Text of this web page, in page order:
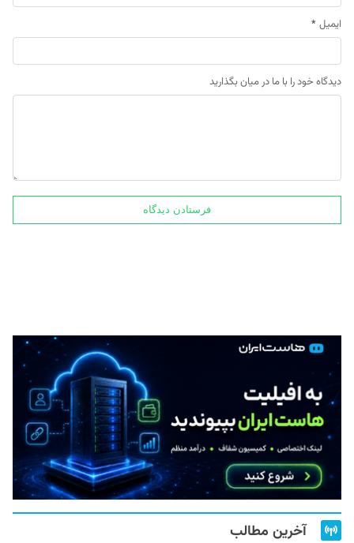
ایمیل *
دیدگاه خود را با ما در میان بگذارید
آخرین مطالب